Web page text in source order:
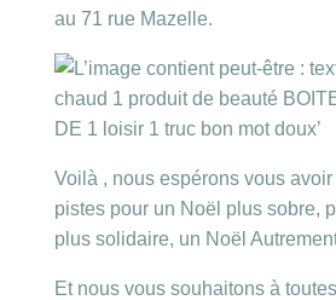
au 71 rue Mazelle.
Voilà , nous espérons vous
pistes pour un Noël plus sobre,
plus solidaire, un Noël
Et nous vous souhaitons à